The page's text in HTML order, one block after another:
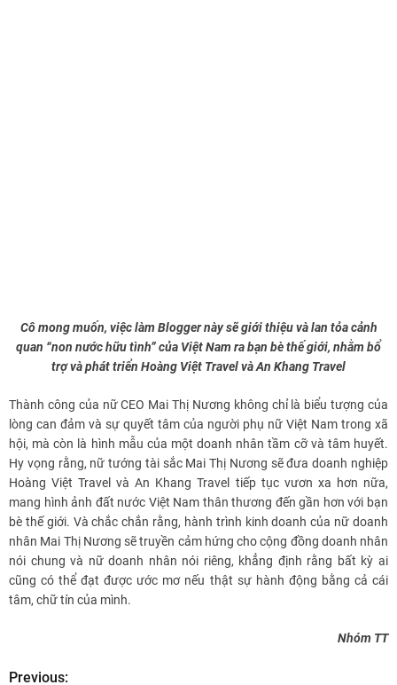
Cô mong muốn, việc làm Blogger này sẽ giới thiệu và lan tỏa cảnh
quan “non nước hữu tình” của Việt Nam ra bạn bè thế giới, nhằm bổ
trợ và phát triển Hoàng Việt Travel và An Khang Travel
Thành công của nữ CEO Mai Thị Nương không chỉ là biểu tượng của
lòng can đảm và sự quyết tâm của người phụ nữ Việt Nam trong xã
hội, mà còn là hình mẫu của một doanh nhân tầm cỡ và tâm huyết.
Hy vọng rằng, nữ tướng tài sắc Mai Thị Nương sẽ đưa doanh nghiệp
Hoàng Việt Travel và An Khang Travel tiếp tục vươn xa hơn nữa,
mang hình ảnh đất nước Việt Nam thân thương đến gần hơn với bạn
bè thế giới. Và chắc chắn rằng, hành trình kinh doanh của nữ doanh
nhân Mai Thị Nương sẽ truyền cảm hứng cho cộng đồng doanh nhân
nói chung và nữ doanh nhân nói riêng, khẳng định rằng bất kỳ ai
cũng có thể đạt được ước mơ nếu thật sự hành động bằng cả cái
tâm, chữ tín của mình.
Nhóm TT
Previous: